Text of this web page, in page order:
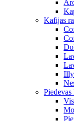
Kafijas
Illy